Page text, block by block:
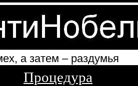
а затем – раздумья
Процедура